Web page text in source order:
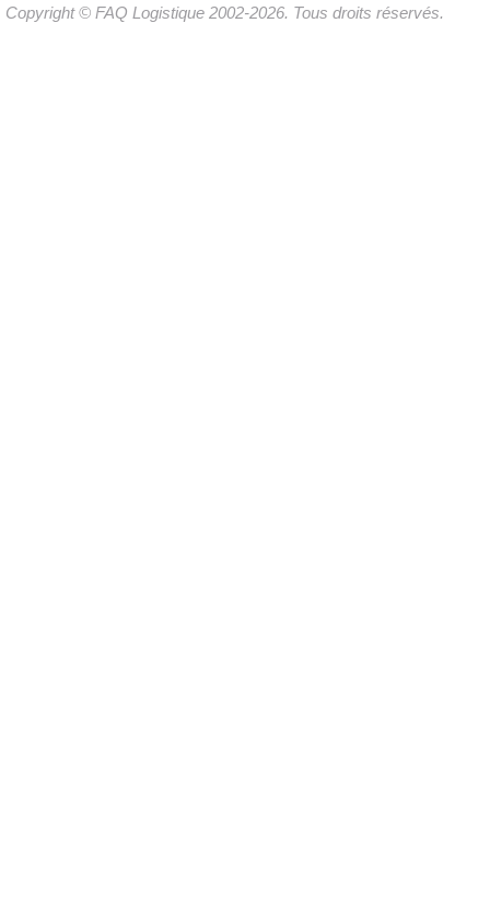
Copyright © FAQ Logistique 2002-2026. Tous droits réservés.